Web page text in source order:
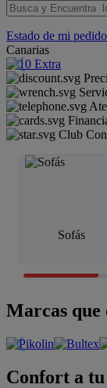
Estado de mi pedido
Canarias
Club
Sofás
Marcas que
Confort a